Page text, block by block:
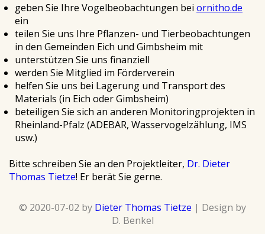
geben Sie Ihre Vogelbeobachtungen bei ornitho.de
ein
teilen Sie uns Ihre Pflanzen- und Tierbeobachtungen
in den Gemeinden Eich und Gimbsheim mit
unterstützen Sie uns finanziell
werden Sie Mitglied im Förderverein
helfen Sie uns bei Lagerung und Transport des
Materials (in Eich oder Gimbsheim)
beteiligen Sie sich an anderen Monitoringprojekten in
Rheinland-Pfalz (ADEBAR, Wasservogelzählung, IMS
usw.)
Bitte schreiben Sie an den Projektleiter, Dr. Dieter
Thomas Tietze! Er berät Sie gerne.
© 2020-07-02 by Dieter Thomas Tietze | Design by
D. Benkel